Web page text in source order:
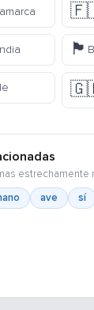
🏴󠁧󠁢󠁥󠁮󠁧󠁿
estrechamente
ave sí